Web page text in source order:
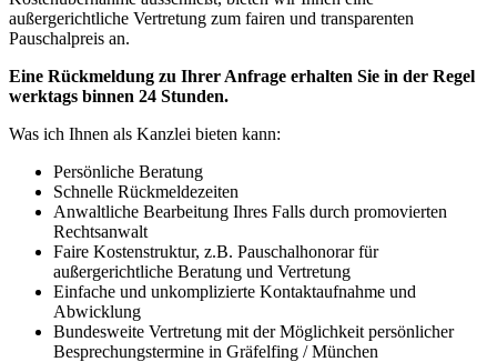
außergerichtliche Vertretung zum fairen und transparenten
Pauschalpreis an.
Eine Rückmeldung zu Ihrer Anfrage erhalten Sie in der Regel
werktags binnen 24 Stunden.
Was ich Ihnen als Kanzlei bieten kann:
Persönliche Beratung
Schnelle Rückmeldezeiten
Anwaltliche Bearbeitung Ihres Falls durch promovierten
Rechtsanwalt
Faire Kostenstruktur, z.B. Pauschalhonorar für
außergerichtliche Beratung und Vertretung
Einfache und unkomplizierte Kontaktaufnahme und
Abwicklung
Bundesweite Vertretung mit der Möglichkeit persönlicher
Besprechungstermine in Gräfelfing / München